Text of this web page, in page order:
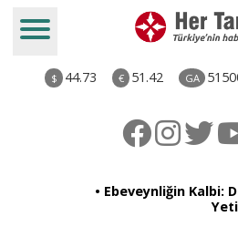
$ 44.73 € 51.42 GA
• Ebeveynliğin Kalbi: